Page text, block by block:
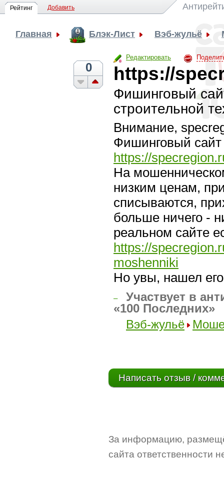
Рейтинг Добавить
Главная Блэк-Лист Вэб-жульё
Редактировать
0 https://
Фишинговый
строительной
Внимание,
Фишинговый сайт
https://
На
низким ценам,
списываются,
больше ничего -
реальном сайте
https://
moshenniki
Но увы, нашел
–
Участвует в
«100 Последних»
Вэб-жульё
Написать отзыв /
За информацию,
сайта ответственности